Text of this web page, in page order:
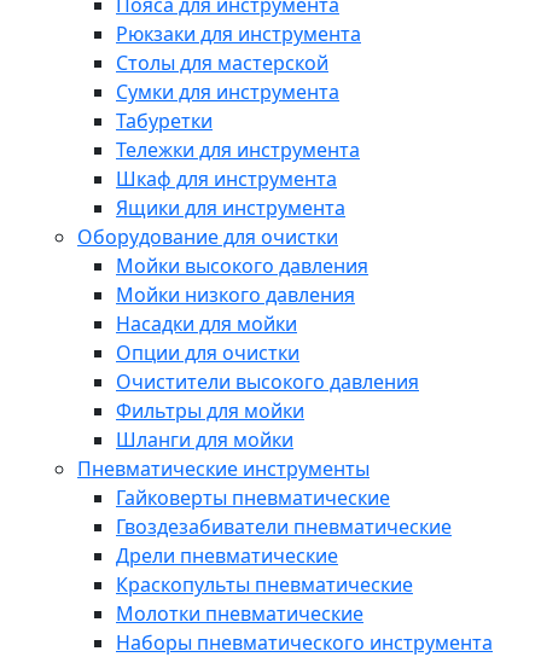
Рюкзаки для инструмента
Столы для мастерской
Сумки для инструмента
Табуретки
Тележки для инструмента
Шкаф для инструмента
Ящики для инструмента
Оборудование для очистки
Мойки высокого давления
Мойки низкого давления
Насадки для мойки
Опции для очистки
Очистители высокого давления
Фильтры для мойки
Шланги для мойки
Пневматические инструменты
Гайковерты пневматические
Гвоздезабиватели пневматические
Дрели пневматические
Краскопульты пневматические
Молотки пневматические
Наборы пневматического инструмента